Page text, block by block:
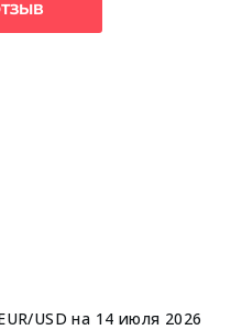
USD на 14 июля 2026